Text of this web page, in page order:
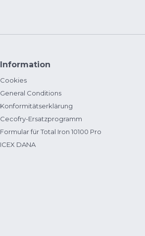
Information
Cookies
General Conditions
Konformitätserklärung
Cecofry-Ersatzprogramm
Formular für Total Iron 10100 Pro
ICEX DANA